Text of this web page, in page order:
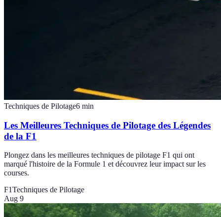
Techniques de Pilotage6 min
Les Meilleures Techniques de Pilotage des Légendes
de la F1
Plongez dans les meilleures techniques de pilotage F1 qui ont
marqué l'histoire de la Formule 1 et découvrez leur impact sur les
courses.
F1Techniques de Pilotage
Aug 9